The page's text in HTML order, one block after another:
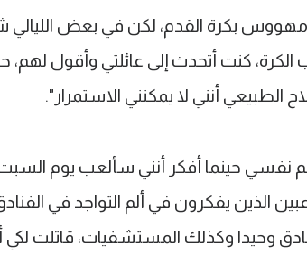
الكرة، كنت أتحدث إلى عائلتي وأقول
الطبيعي أنني لا يمكنني الاستمرار".
نفسي حينما أفكر أنني سألعب يوم
الذين يفكرون في ألم التواجد في
وحيدا وكذلك المستشفيات، قاتلت